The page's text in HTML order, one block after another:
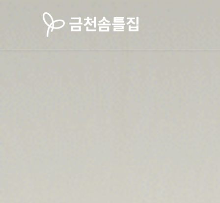
금천솜틀집